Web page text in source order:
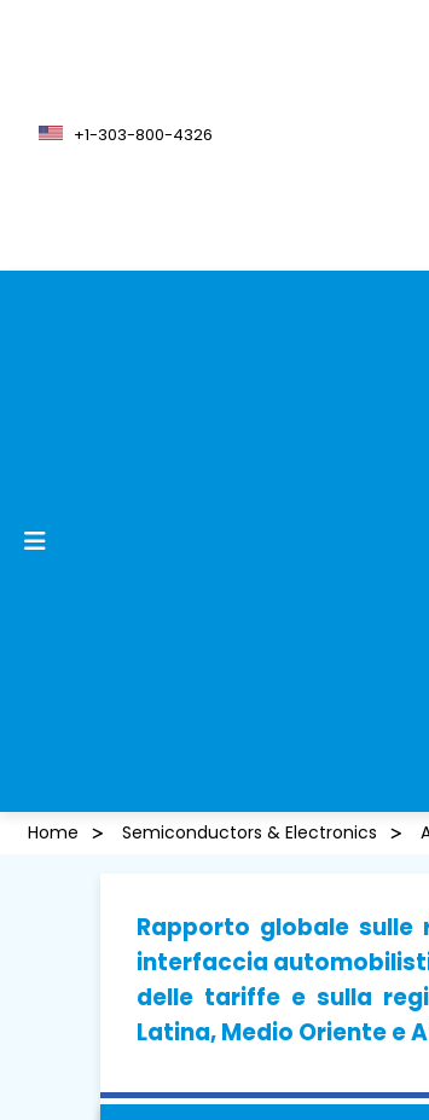
+1-303-800-4326
Home Semiconductors & Electronics
Rapporto globale
interfaccia
delle tariffe e sulla
Latina, Medio Oriente e